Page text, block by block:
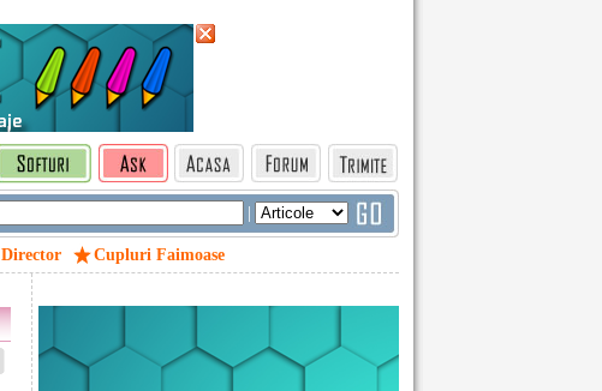
|
Director Cupluri Faimoase